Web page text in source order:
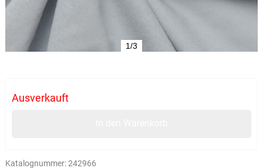
1/3
Ausverkauft
Katalognummer:242966